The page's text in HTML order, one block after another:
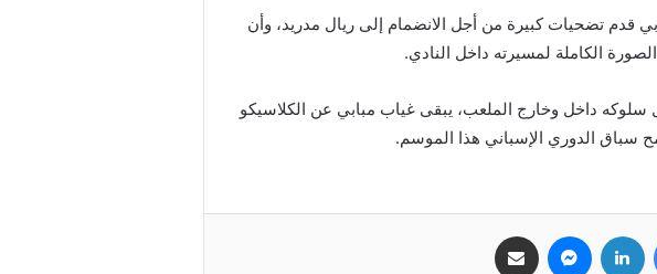
قدم تضحيات كبيرة من أجل الانضمام إلى ريال مدريد، وأن
الكاملة لمسيرته داخل النادي.
سلوكه داخل وخارج الملعب، يبقى غياب مبابي عن الكلاسيكو
سباق الدوري الإسباني هذا الموسم.
فيسبوك لينكدإن ماسنجر